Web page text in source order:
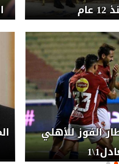
باريس 2024
هنية رئيس
لحركة حماس في